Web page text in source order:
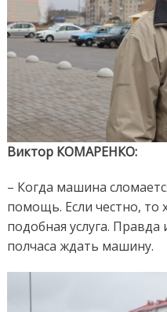
Виктор КОМАРЕНКО:
– Когда машина
помощь. Если честно, то
подобная услуга. Правда
полчаса ждать машину.